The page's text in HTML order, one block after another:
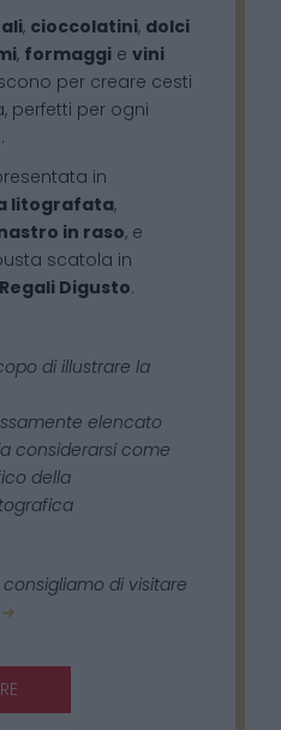
, cioccolatini, dolci
, formaggi e vini
per creare cesti
perfetti per ogni
in
litografata,
in raso, e
scatola in
Regali Digusto.
di illustrare la
elencato
considerarsi come
della
di visitare
➜